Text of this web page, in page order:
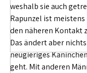
weshalb sie auch
Rapunzel ist
den näheren Kontakt
Das ändert aber
neugieriges
geht. Mit anderen